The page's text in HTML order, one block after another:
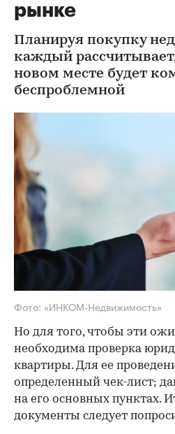
рынке
Планируя покупку
каждый
новом месте будет
беспроблемной
Фото: «ИНКОМ-Недвижимость»
Но для того, чтобы эти
необходима проверка
квартиры. Для ее
определенный чек-лист;
на его основных пунктах.
документы следует